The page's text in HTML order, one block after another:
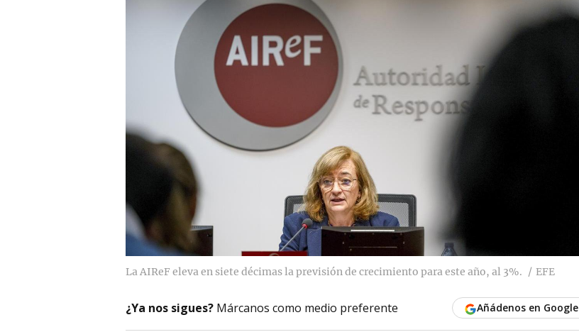
La AIReF eleva en siete décimas la previsión de crecimiento para este año, al 3%. EFE
¿Ya nos sigues? Márcanos como medio preferente Añádenos en Google